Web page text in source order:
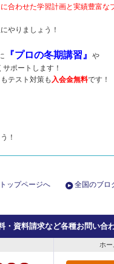
合わせた学習計画と実績豊富な
やりましょう！
『プロの冬期講習』
や
ポートします！
テスト対策も 入会金無料です！
！
ップページへ 全国のブロ
・資料請求など各種お問い合
ホ